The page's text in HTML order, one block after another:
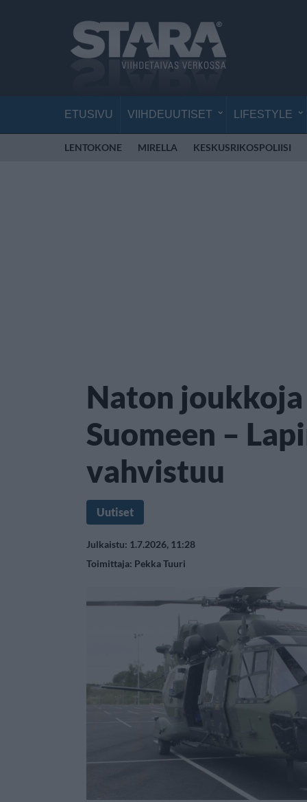
ETUSIVU VIIHDEUUTISET LIFESTYLE
LENTOKONE MIRELLA KESKUSRIKOSPOLIISI
Naton
Suomeen –
vahvistuu
Uutiset
Julkaistu: 1.7.2026, 11:28
Toimittaja: Pekka Tuuri